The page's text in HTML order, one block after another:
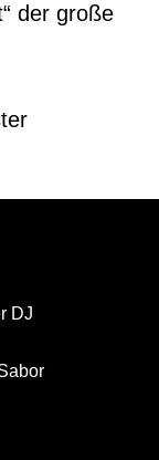
der große